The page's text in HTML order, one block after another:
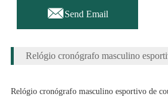
Send Email
Relógio cronógrafo masculino
Relógio cronógrafo masculino esportivo de